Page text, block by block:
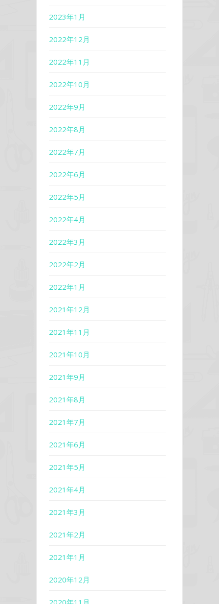
2023年1月
2022年12月
2022年11月
2022年10月
2022年9月
2022年8月
2022年7月
2022年6月
2022年5月
2022年4月
2022年3月
2022年2月
2022年1月
2021年12月
2021年11月
2021年10月
2021年9月
2021年8月
2021年7月
2021年6月
2021年5月
2021年4月
2021年3月
2021年2月
2021年1月
2020年12月